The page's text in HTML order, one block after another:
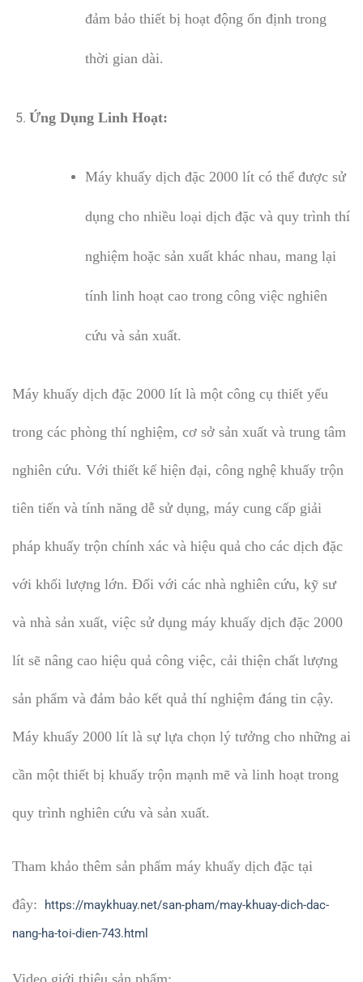
đảm bảo thiết bị hoạt động ổn định trong
thời gian dài.
Ứng Dụng Linh Hoạt:
Máy khuấy dịch đặc 2000 lít có thể được sử
dụng cho nhiều loại dịch đặc và quy trình thí
nghiệm hoặc sản xuất khác nhau, mang lại
tính linh hoạt cao trong công việc nghiên
cứu và sản xuất.
Máy khuấy dịch đặc 2000 lít là một công cụ thiết yếu
trong các phòng thí nghiệm, cơ sở sản xuất và trung tâm
nghiên cứu. Với thiết kế hiện đại, công nghệ khuấy trộn
tiên tiến và tính năng dễ sử dụng, máy cung cấp giải
pháp khuấy trộn chính xác và hiệu quả cho các dịch đặc
với khối lượng lớn. Đối với các nhà nghiên cứu, kỹ sư
và nhà sản xuất, việc sử dụng máy khuấy dịch đặc 2000
lít sẽ nâng cao hiệu quả công việc, cải thiện chất lượng
sản phẩm và đảm bảo kết quả thí nghiệm đáng tin cậy.
Máy khuấy 2000 lít là sự lựa chọn lý tưởng cho những ai
cần một thiết bị khuấy trộn mạnh mẽ và linh hoạt trong
quy trình nghiên cứu và sản xuất.
Tham khảo thêm sản phẩm máy khuấy dịch đặc tại
đây:
https://maykhuay.net/san-pham/may-khuay-dich-dac-
nang-ha-toi-dien-743.html
Video giới thiệu sản phẩm: